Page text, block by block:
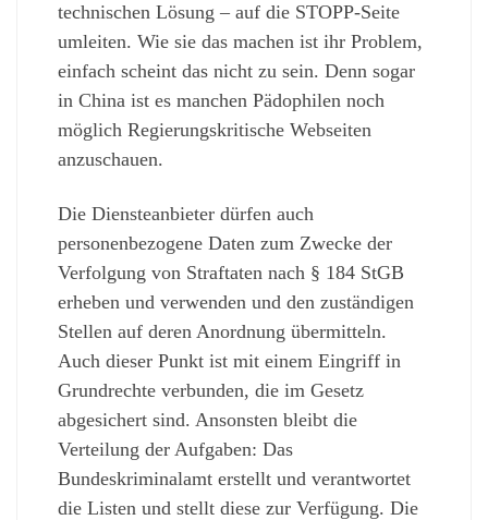
technischen Lösung – auf die STOPP-Seite
umleiten. Wie sie das machen ist ihr Problem,
einfach scheint das nicht zu sein. Denn sogar
in China ist es manchen Pädophilen noch
möglich Regierungskritische Webseiten
anzuschauen.
Die Diensteanbieter dürfen auch
personenbezogene Daten zum Zwecke der
Verfolgung von Straftaten nach § 184 StGB
erheben und verwenden und den zuständigen
Stellen auf deren Anordnung übermitteln.
Auch dieser Punkt ist mit einem Eingriff in
Grundrechte verbunden, die im Gesetz
abgesichert sind. Ansonsten bleibt die
Verteilung der Aufgaben: Das
Bundeskriminalamt erstellt und verantwortet
die Listen und stellt diese zur Verfügung. Die